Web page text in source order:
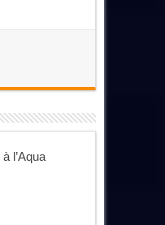
l’Aqua